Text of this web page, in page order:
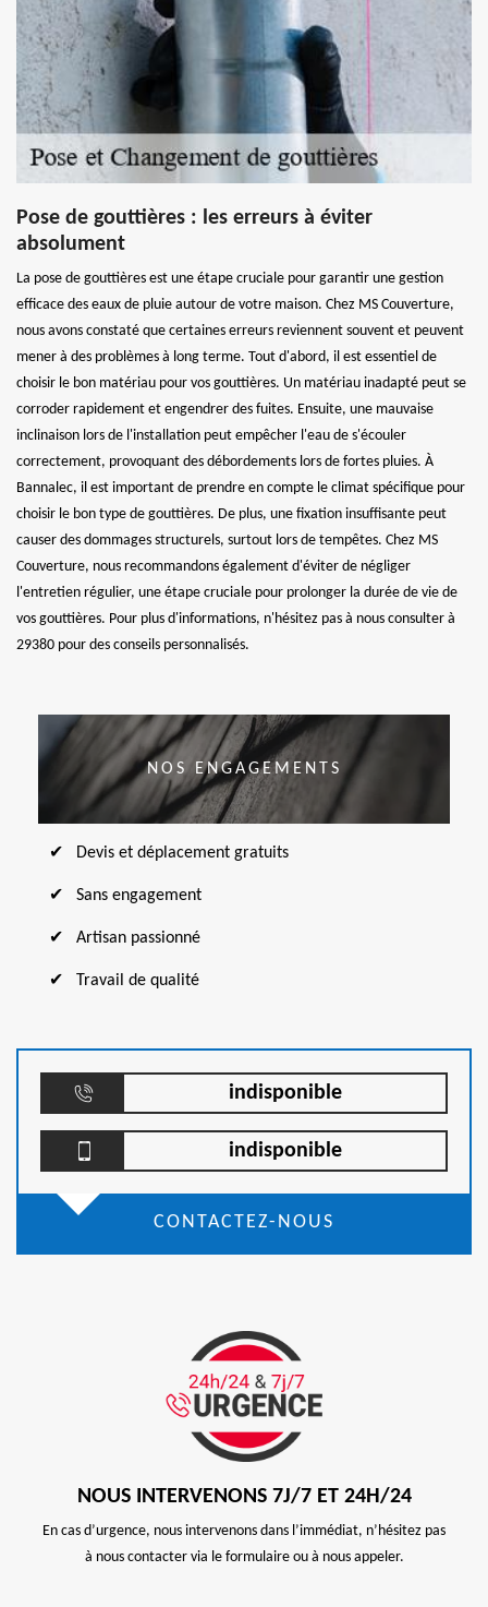
Pose de gouttières : les erreurs à éviter
absolument
La pose de gouttières est une étape cruciale pour garantir une gestion
efficace des eaux de pluie autour de votre maison. Chez MS Couverture,
nous avons constaté que certaines erreurs reviennent souvent et peuvent
mener à des problèmes à long terme. Tout d'abord, il est essentiel de
choisir le bon matériau pour vos gouttières. Un matériau inadapté peut se
corroder rapidement et engendrer des fuites. Ensuite, une mauvaise
inclinaison lors de l'installation peut empêcher l'eau de s'écouler
correctement, provoquant des débordements lors de fortes pluies. À
Bannalec, il est important de prendre en compte le climat spécifique pour
choisir le bon type de gouttières. De plus, une fixation insuffisante peut
causer des dommages structurels, surtout lors de tempêtes. Chez MS
Couverture, nous recommandons également d'éviter de négliger
l'entretien régulier, une étape cruciale pour prolonger la durée de vie de
vos gouttières. Pour plus d'informations, n'hésitez pas à nous consulter à
29380 pour des conseils personnalisés.
NOS ENGAGEMENTS
Devis et déplacement gratuits
Sans engagement
Artisan passionné
Travail de qualité
indisponible
indisponible
CONTACTEZ-NOUS
NOUS INTERVENONS 7J/7 ET 24H/24
En cas d’urgence, nous intervenons dans l’immédiat, n’hésitez pas
à nous contacter via le formulaire ou à nous appeler.